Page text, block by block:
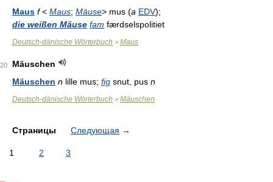
Maus f< Maus; Mäuse> mus (a EDV);
die weißen Mäuse fam færdselspolitiet
Deutsch-dänische Wörterbuch > Maus
20
Mäuschen
Mäuschen n lille mus; fig snut, pus n
Deutsch-dänische Wörterbuch > Mäuschen
Страницы Следующая →
1 2 3